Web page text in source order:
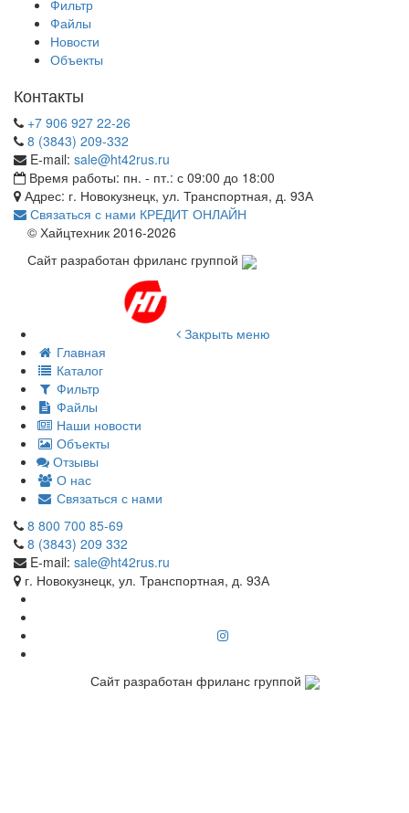
Фильтр
Файлы
Новости
Объекты
Контакты
+7 906 927 22-26
8 (3843) 209-332
E-mail: sale@ht42rus.ru
Время работы: пн. - пт.: с 09:00 до 18:00
Адрес: г. Новокузнецк, ул. Транспортная, д. 93А
Связаться с нами КРЕДИТ ОНЛАЙН
© Хайцтехник 2016-2026
Сайт разработан фриланс группой
Закрыть меню
Главная
Каталог
Фильтр
Файлы
Наши новости
Объекты
Отзывы
О нас
Связаться с нами
8 800 700 85-69
8 (3843) 209 332
E-mail: sale@ht42rus.ru
г. Новокузнецк, ул. Транспортная, д. 93А
Сайт разработан фриланс группой